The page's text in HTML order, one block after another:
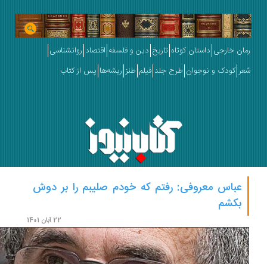
خارجی داستان کوتاه تاریخ دین و فلسفه اقتصاد روانشناسی
کودک و نوجوان طرح جلد فیلم طنز ریشه‌ها پس از کتاب
عباس معروفی: رفتم که خودم صلیبم را بر دوش